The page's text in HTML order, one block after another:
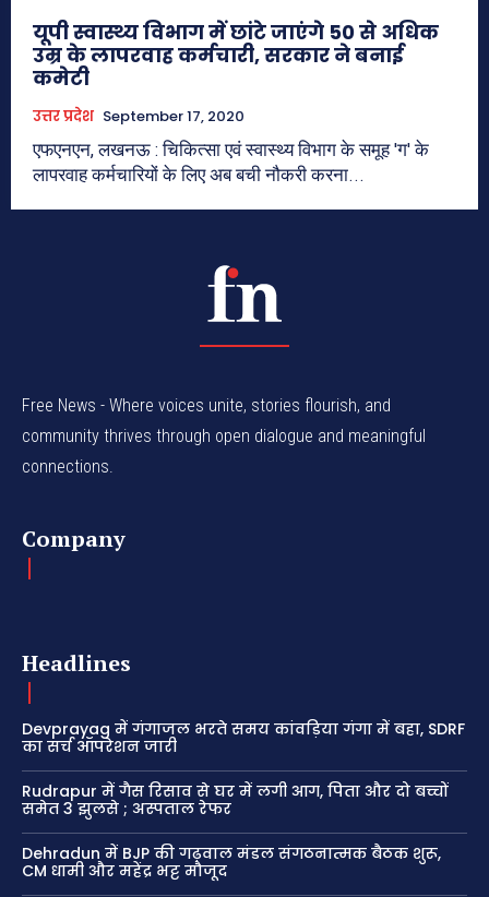
यूपी स्वास्थ्य विभाग में छांटे जाएंगे 50 से अधिक
उम्र के लापरवाह कर्मचारी, सरकार ने बनाई
कमेटी
उत्तर प्रदेश September 17, 2020
एफएनएन, लखनऊ : चिकित्सा एवं स्वास्थ्य विभाग के समूह 'ग' के
लापरवाह कर्मचारियों के लिए अब बची नौकरी करना...
Free News - Where voices unite, stories flourish, and
community thrives through open dialogue and meaningful
connections.
Company
Headlines
Devprayag में गंगाजल भरते समय कांवड़िया गंगा में बहा, SDRF
का सर्च ऑपरेशन जारी
Rudrapur में गैस रिसाव से घर में लगी आग, पिता और दो बच्चों
समेत 3 झुलसे ; अस्पताल रेफर
Dehradun में BJP की गढ़वाल मंडल संगठनात्मक बैठक शुरू,
CM धामी और महेंद्र भट्ट मौजूद